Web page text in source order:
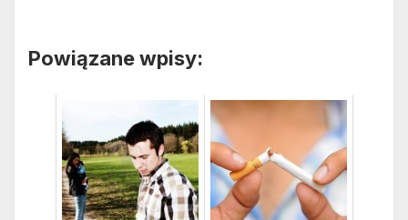
Powiązane wpisy: